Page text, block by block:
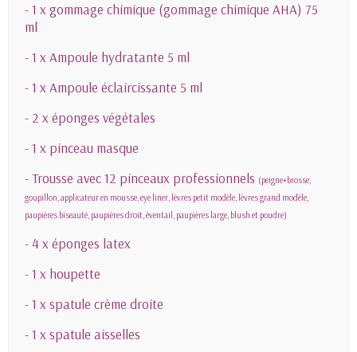
- 1 x gommage chimique (gommage chimique AHA) 75
ml
- 1 x Ampoule hydratante 5 ml
- 1 x Ampoule éclaircissante 5 ml
- 2 x éponges végétales
- 1 x pinceau masque
- Trousse avec 12 pinceaux professionnels (peigne+brosse,
goupillon, applicateur en mousse, eye liner, lèvres petit modèle, lèvres grand modèle,
paupières biseauté, paupières droit, éventail, paupières large, blush et poudre)
- 4 x éponges latex
- 1 x houpette
- 1 x spatule crème droite
- 1 x spatule aisselles